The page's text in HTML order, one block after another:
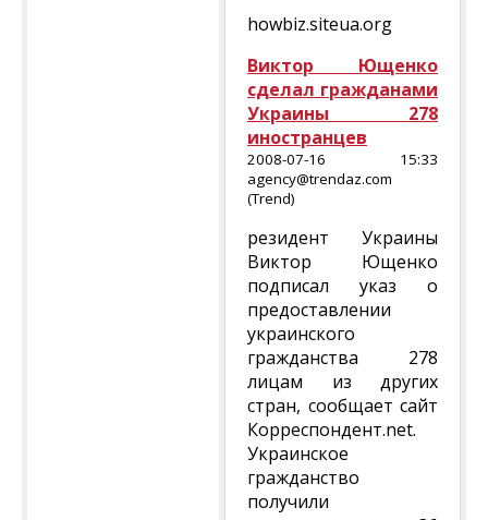
howbiz.siteua.org
Виктор Ющенко
сделал гражданами
Украины 278
иностранцев
2008-07-16 15:33
agency@trendaz.com
(Trend)
резидент Украины
Виктор Ющенко
подписал указ о
предоставлении
украинского
гражданства 278
лицам из других
стран, сообщает сайт
Корреспондент.net.
Украинское
гражданство
получили